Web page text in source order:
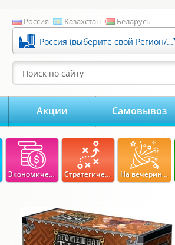
Россия Казахстан Беларусь
Россия (выберите свой Регион/Город)
Поиск по сайту
Акции Самовывоз
Экономические Стратегические На вечеринку